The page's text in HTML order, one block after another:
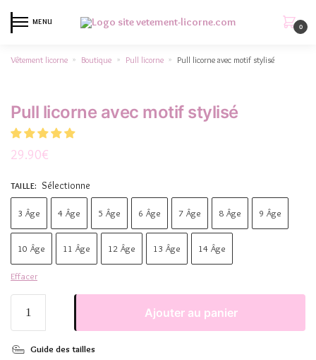
MENU
0
Vêtement licorne » Boutique » Pull licorne » Pull licorne avec motif stylisé
Pull licorne avec motif stylisé
29.90€
TAILLE: Sélectionne
3 Âge 4 Âge 5 Âge 6 Âge 7 Âge 8 Âge 9 Âge
10 Âge 11 Âge 12 Âge 13 Âge 14 Âge
Effacer
Ajouter au panier
Guide des tailles